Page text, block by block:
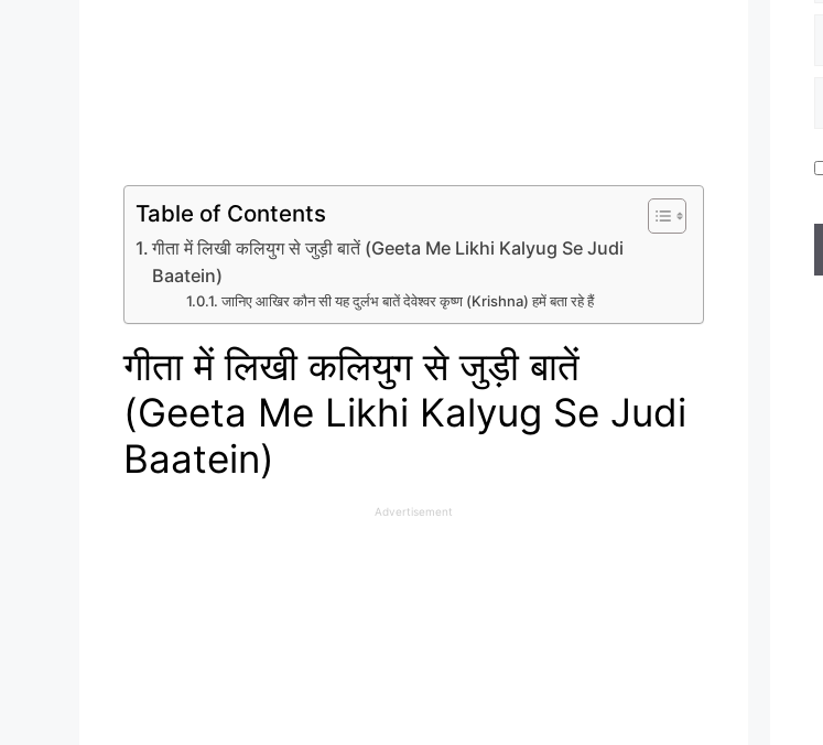
Table of Contents
गीता में लिखी कलियुग से जुड़ी बातें (Geeta Me Likhi Kalyug Se Judi
Baatein)
जानिए आखिर कौन सी यह दुर्लभ बातें देवेश्वर कृष्ण (Krishna) हमें बता रहे हैं
गीता में लिखी कलियुग से जुड़ी बातें
(Geeta Me Likhi Kalyug Se Judi
Baatein)
Advertisement